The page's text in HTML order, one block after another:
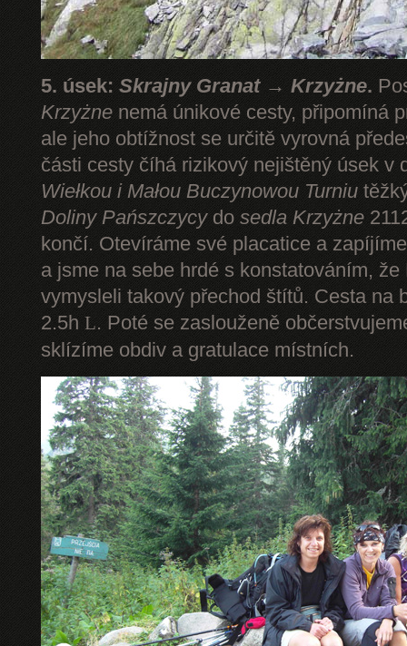
5. úsek: Skrajny Granat → Krzyżne.
Krzyżne nemá únikové cesty, připomíná
ale jeho obtížnost se určitě vyrovná
části cesty číhá rizikový nejištěný úsek v
Wiełkou i Małou Buczynowou Turniu
Doliny Pańszczycydo sedla Krzyżne
končí. Otevíráme své placatice a
a jsme na sebe hrdé s konstatováním,
vymysleli takový přechod štítů. Cesta na
2.5h L. Poté se zaslouženě
sklízíme obdiv a gratulace místních.